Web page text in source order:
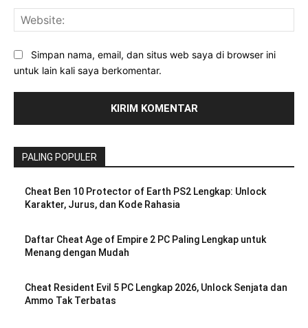
Simpan nama, email, dan situs web saya di browser ini
untuk lain kali saya berkomentar.
PALING POPULER
Cheat Ben 10 Protector of Earth PS2 Lengkap: Unlock
Karakter, Jurus, dan Kode Rahasia
Daftar Cheat Age of Empire 2 PC Paling Lengkap untuk
Menang dengan Mudah
Cheat Resident Evil 5 PC Lengkap 2026, Unlock Senjata dan
Ammo Tak Terbatas